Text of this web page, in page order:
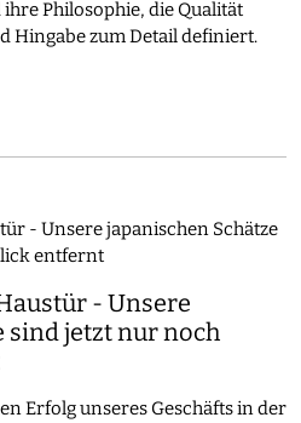
Philosophie, die Qualität
Hingabe zum Detail definiert.
- Unsere
sind jetzt nur noch
Erfolg unseres Geschäfts in der